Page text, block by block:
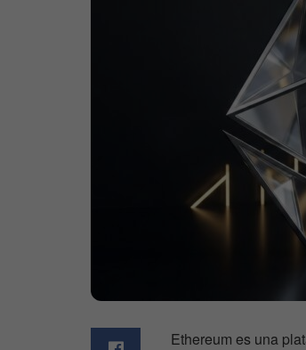
Ethereum es una